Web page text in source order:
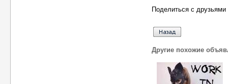
Поделиться с
Другие похожие